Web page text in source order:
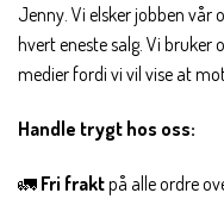
Jenny. Vi elsker jobben vår
hvert eneste salg. Vi bruker
medier fordi vi vil vise at
Handle trygt hos oss:
🚛 Fri fraktpå alle ordre